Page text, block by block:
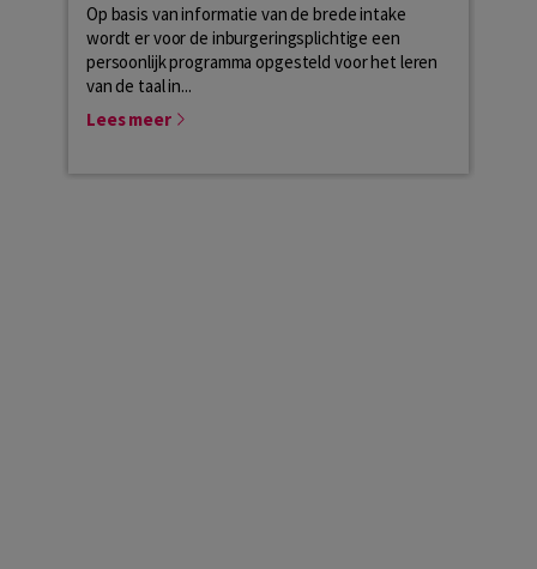
Op basis van informatie van de brede intake
wordt er voor de inburgeringsplichtige een
persoonlijk programma opgesteld voor het leren
van de taal in...
Lees meer